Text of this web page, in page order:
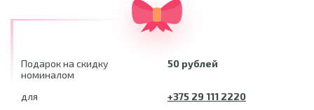
Подарок на скидку
номиналом
50 рублей
для
+375 29 111 2220